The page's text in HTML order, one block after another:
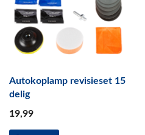
Autokoplamp revisieset 15
delig
19,99